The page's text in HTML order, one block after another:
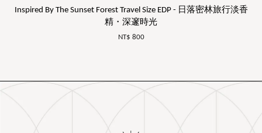
Inspired By The Sunset Forest Travel Size EDP - 日落密林旅行淡香
精・深邃時光
NT$ 800